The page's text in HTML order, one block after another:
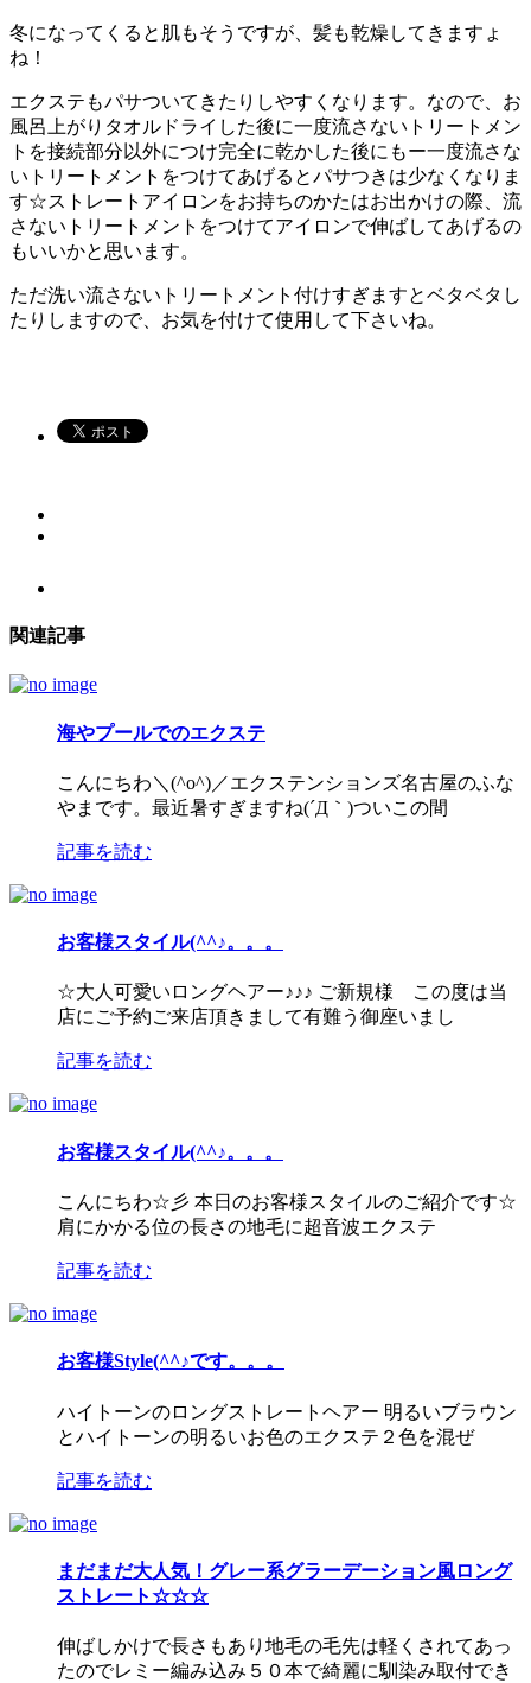
冬になってくると肌もそうですが、髪も乾燥してきますょ
ね！
エクステもパサついてきたりしやすくなります。なので、お
風呂上がりタオルドライした後に一度流さないトリートメン
トを接続部分以外につけ完全に乾かした後にもー一度流さな
いトリートメントをつけてあげるとパサつきは少なくなりま
す☆ストレートアイロンをお持ちのかたはお出かけの際、流
さないトリートメントをつけてアイロンで伸ばしてあげるの
もいいかと思います。
ただ洗い流さないトリートメント付けすぎますとベタベタし
たりしますので、お気を付けて使用して下さいね。
関連記事
海やプールでのエクステ
こんにちわ＼(^o^)／エクステンションズ名古屋のふな
やまです。最近暑すぎますね(´Д｀)ついこの間
記事を読む
お客様スタイル(^^♪。。。
☆大人可愛いロングヘアー♪♪♪ ご新規様 この度は当
店にご予約ご来店頂きまして有難う御座いまし
記事を読む
お客様スタイル(^^♪。。。
こんにちわ☆彡 本日のお客様スタイルのご紹介です☆
肩にかかる位の長さの地毛に超音波エクステ
記事を読む
お客様Style(^^♪です。。。
ハイトーンのロングストレートヘアー 明るいブラウン
とハイトーンの明るいお色のエクステ２色を混ぜ
記事を読む
まだまだ大人気！グレー系グラーデーション風ロング
ストレート☆☆☆
伸ばしかけで長さもあり地毛の毛先は軽くされてあっ
たのでレミー編み込み５０本で綺麗に馴染み取付でき